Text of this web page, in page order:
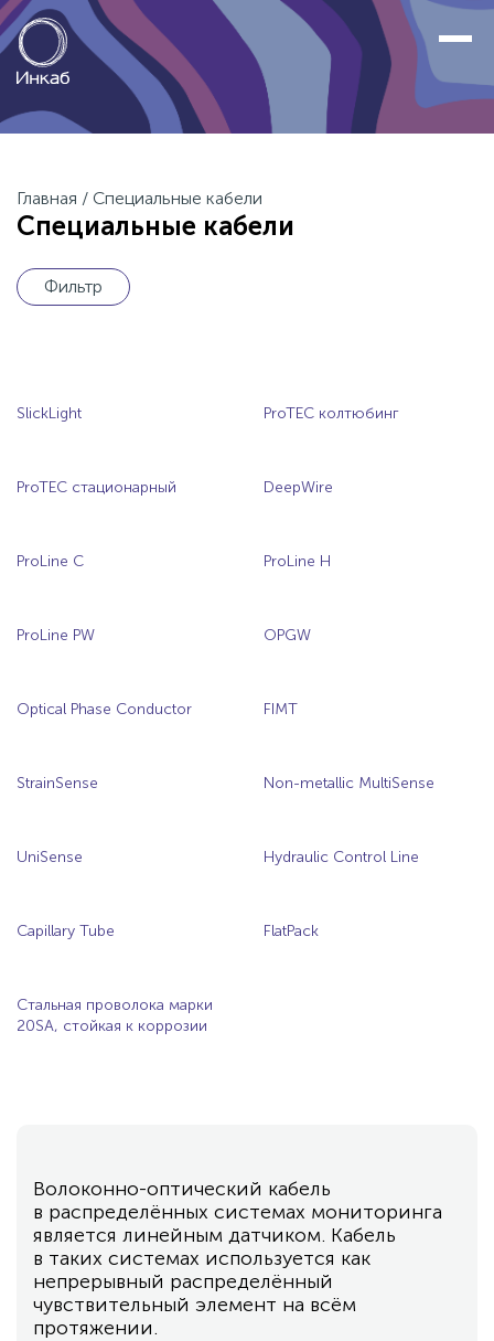
Главная / Специальные кабели
Специальные кабели
Фильтр
SlickLight ProTEC колтюбинг
ProTEC стационарный DeepWire
ProLine C ProLine H
ProLine PW OPGW
Optical Phase Conductor FIMT
StrainSense Non-metallic MultiSense
UniSense Hydraulic Control Line
Capillary Tube FlatPack
Стальная проволока марки
20SA, стойкая к коррозии
Волоконно-оптический кабель
в распределённых системах мониторинга
является линейным датчиком. Кабель
в таких системах используется как
непрерывный распределённый
чувствительный элемент на всём
протяжении.